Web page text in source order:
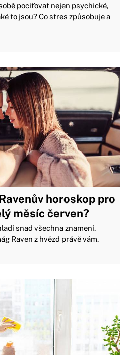
pociťovat nejen psychické,
to jsou? Co stres způsobuje a
horoskop pro
měsíc červen?
snad všechna znamení.
Raven z hvězd právě vám.